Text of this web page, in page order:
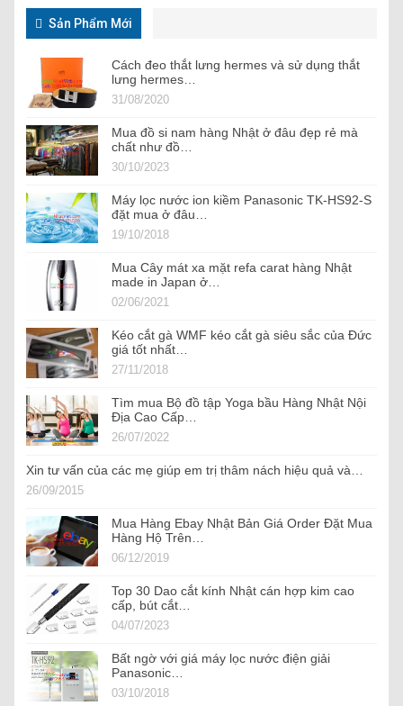
Sản Phẩm Mới
Cách đeo thắt lưng hermes và sử dụng thắt
lưng hermes…
31/08/2020
Mua đồ si nam hàng Nhật ở đâu đẹp rẻ mà
chất như đồ…
30/10/2023
Máy lọc nước ion kiềm Panasonic TK-HS92-S
đặt mua ở đâu…
19/10/2018
Mua Cây mát xa mặt refa carat hàng Nhật
made in Japan ở…
02/06/2021
Kéo cắt gà WMF kéo cắt gà siêu sắc của Đức
giá tốt nhất…
27/11/2018
Tìm mua Bộ đồ tập Yoga bầu Hàng Nhật Nội
Địa Cao Cấp…
26/07/2022
Xin tư vấn của các mẹ giúp em trị thâm nách hiệu quả và…
26/09/2015
Mua Hàng Ebay Nhật Bản Giá Order Đặt Mua
Hàng Hộ Trên…
06/12/2019
Top 30 Dao cắt kính Nhật cán hợp kim cao
cấp, bút cắt…
04/07/2023
Bất ngờ với giá máy lọc nước điện giải
Panasonic…
03/10/2018